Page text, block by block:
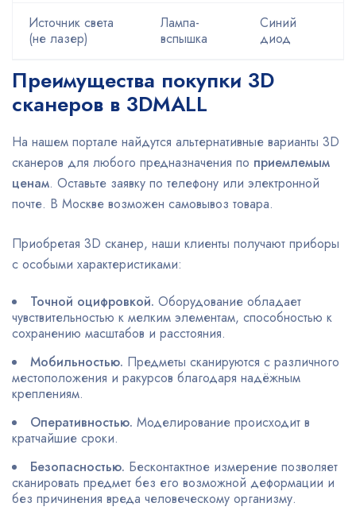
Источник света
(не лазер)
Лампа-
вспышка
Синий
диод
Преимущества покупки 3D
сканеров в 3DMALL
На нашем портале найдутся альтернативные варианты 3D
сканеров для любого предназначения по приемлемым
ценам. Оставьте заявку по телефону или электронной
почте. В Москве возможен самовывоз товара.
Приобретая 3D сканер, наши клиенты получают приборы
с особыми характеристиками:
Точной оцифровкой. Оборудование обладает
чувствительностью к мелким элементам, способностью к
сохранению масштабов и расстояния.
Мобильностью. Предметы сканируются с различного
местоположения и ракурсов благодаря надёжным
креплениям.
Оперативностью. Моделирование происходит в
кратчайшие сроки.
Безопасностью. Бесконтактное измерение позволяет
сканировать предмет без его возможной деформации и
без причинения вреда человеческому организму.